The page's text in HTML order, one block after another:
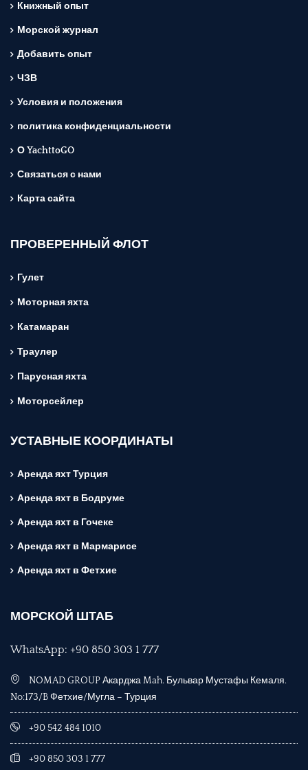
Книжный опыт
Морской журнал
Добавить опыт
ЧЗВ
Условия и положения
политика конфиденциальности
О YachttoGO
Связаться с нами
Карта сайта
ПРОВЕРЕННЫЙ ФЛОТ
Гулет
Моторная яхта
Катамаран
Траулер
Парусная яхта
Моторсейлер
УСТАВНЫЕ КООРДИНАТЫ
Аренда яхт Турция
Аренда яхт в Бодруме
Аренда яхт в Гочеке
Аренда яхт в Мармарисе
Аренда яхт в Фетхие
МОРСКОЙ ШТАБ
WhatsApp: +90 850 303 1 777
NOMAD GROUP Акарджа Mah. Бульвар Мустафы Кемаля.
No:173/B Фетхие/Мугла – Турция
+90 542 484 1010
+90 850 303 1 777